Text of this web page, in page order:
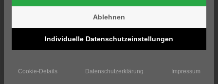
Ablehnen
Individuelle Datenschutzeinstellungen
Cookie-Details Datenschutzerklärung Impressum